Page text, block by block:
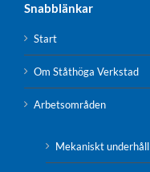
Snabblänkar
Start
Om Ståthöga Verkstad
Arbetsområden
Mekaniskt underhåll